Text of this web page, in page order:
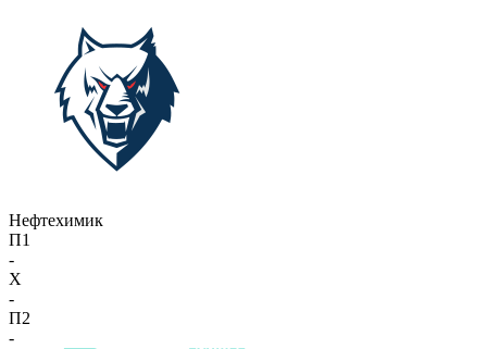
Нефтехимик
П1
-
X
-
П2
-